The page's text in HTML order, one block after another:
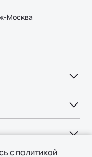
Москва
с политикой